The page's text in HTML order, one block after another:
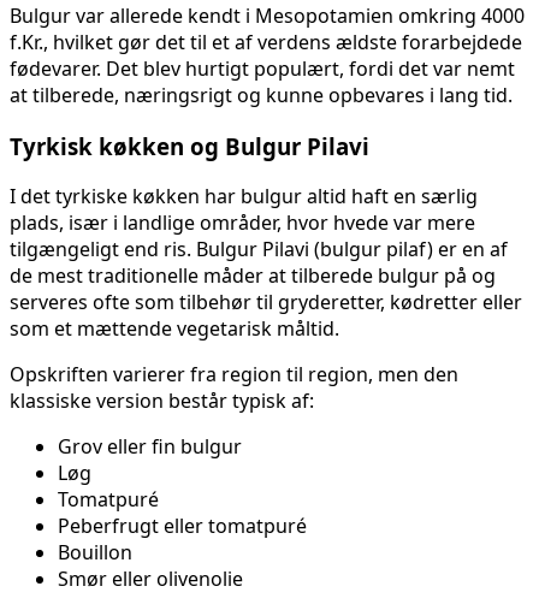
Bulgur var allerede kendt i Mesopotamien omkring 4000
f.Kr., hvilket gør det til et af verdens ældste forarbejdede
fødevarer. Det blev hurtigt populært, fordi det var nemt
at tilberede, næringsrigt og kunne opbevares i lang tid.
Tyrkisk køkken og Bulgur Pilavi
I det tyrkiske køkken har bulgur altid haft en særlig
plads, især i landlige områder, hvor hvede var mere
tilgængeligt end ris. Bulgur Pilavi (bulgur pilaf) er en af
de mest traditionelle måder at tilberede bulgur på og
serveres ofte som tilbehør til gryderetter, kødretter eller
som et mættende vegetarisk måltid.
Opskriften varierer fra region til region, men den
klassiske version består typisk af:
Grov eller fin bulgur
Løg
Tomatpuré
Peberfrugt eller tomatpuré
Bouillon
Smør eller olivenolie